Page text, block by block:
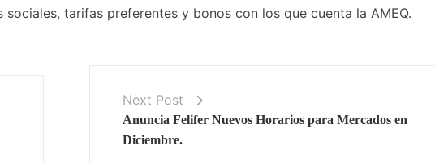
tarifas preferentes y bonos con los que cuenta la AMEQ.
Next Post
Anuncia Felifer Nuevos Horarios para Mercados en
Diciembre.